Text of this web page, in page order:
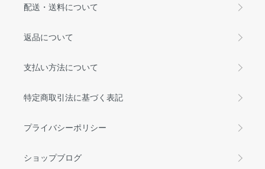
配送・送料について
返品について
支払い方法について
特定商取引法に基づく表記
プライバシーポリシー
ショップブログ